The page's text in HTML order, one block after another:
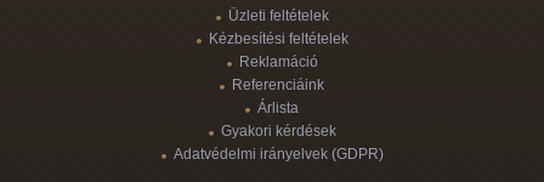
Üzleti feltételek
Kézbesítési feltételek
Reklamáció
Referenciáink
Árlista
Gyakori kérdések
Adatvédelmi irányelvek (GDPR)